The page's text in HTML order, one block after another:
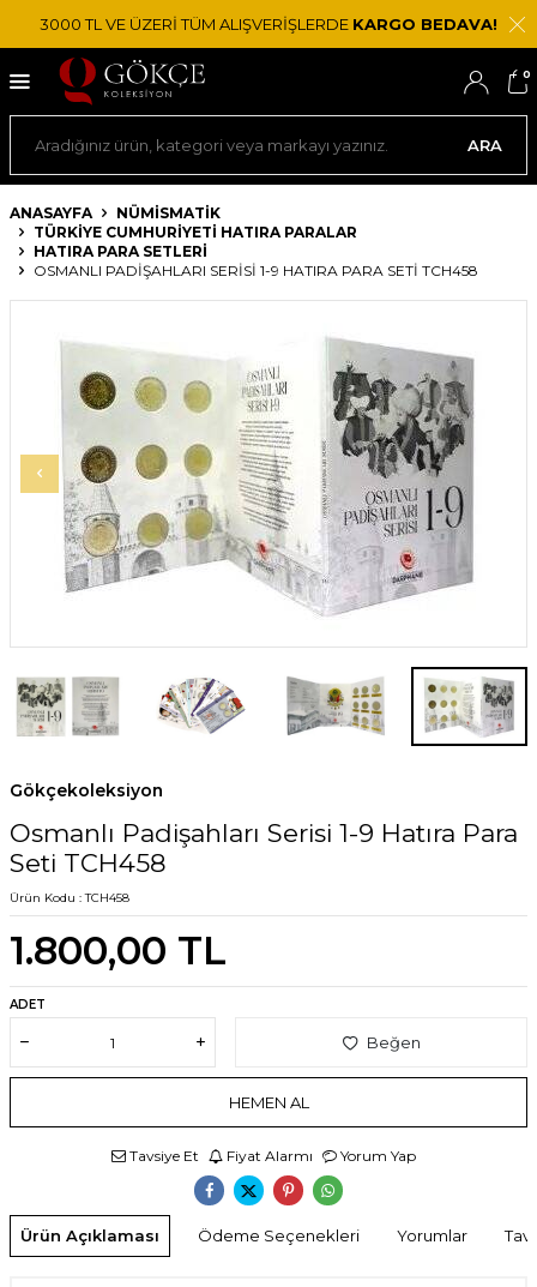
3000 TL VE ÜZERİ TÜM ALIŞVERİŞLERDE KARGO BEDAVA!
ARA
0
ANASAYFA
NÜMİSMATİK
TÜRKIYE CUMHURIYETI HATIRA PARALAR
HATIRA PARA SETLERI
OSMANLI PADIŞAHLARI SERISI 1-9 HATIRA PARA SETI TCH458
Gökçekoleksiyon
Osmanlı Padişahları Serisi 1-9 Hatıra Para
Seti TCH458
Ürün Kodu :TCH458
1.800,00 TL
ADET
Beğen
HEMEN AL
Tavsiye Et Fiyat Alarmı Yorum Yap
Ürün Açıklaması Ödeme Seçenekleri Yorumlar